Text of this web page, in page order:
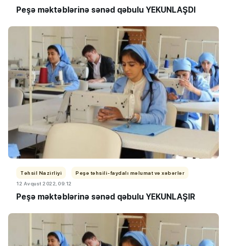
Peşə məktəblərinə sənəd qəbulu YEKUNLAŞDI
Təhsil Nazirliyi
Peşə təhsili-faydalı məlumat və xəbərlər
12 Avqust 2022, 09:12
Peşə məktəblərinə sənəd qəbulu YEKUNLAŞIR